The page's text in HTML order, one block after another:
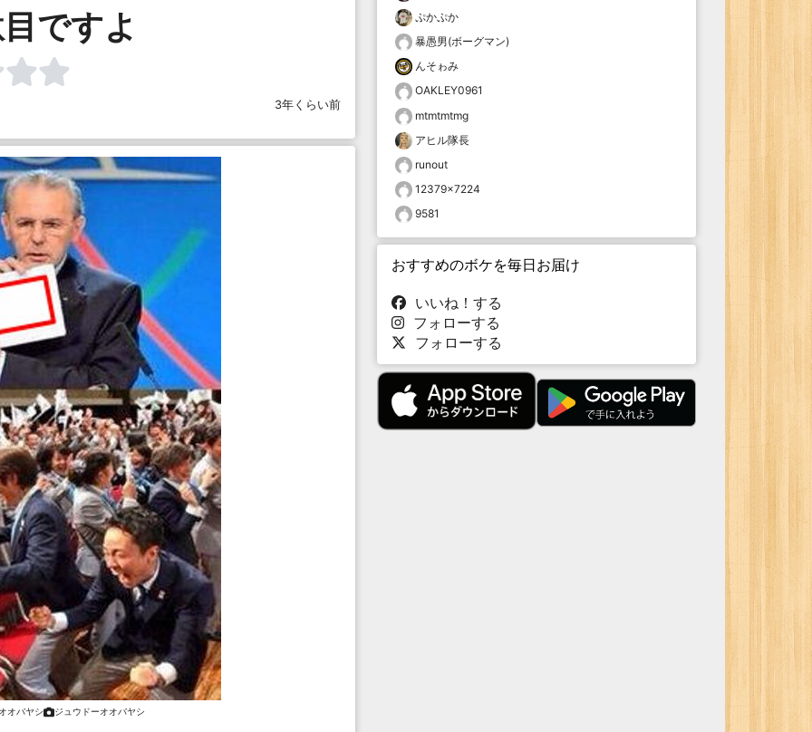
ですよ
3年くらい前
オバヤシ ジュウドーオオバヤシ
ぷかぷか
暴愚男(ボーグマン)
んそゎみ
OAKLEY0961
mtmtmtmg
アヒル隊長
runout
12379×7224
9581
おすすめのボケを毎日お届け
いいね！する
フォローする
フォローする